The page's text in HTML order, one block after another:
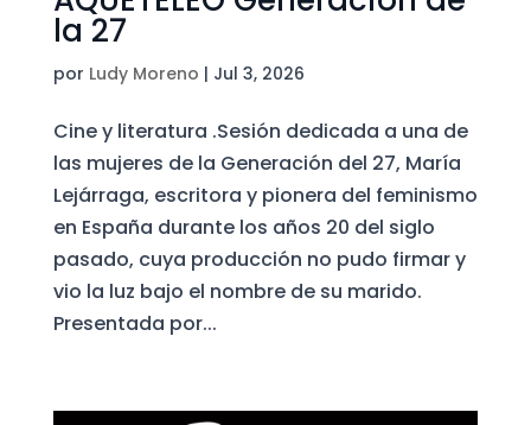
la 27
por Ludy Moreno | Jul 3, 2026
Cine y literatura .Sesión dedicada a una de
las mujeres de la Generación del 27, María
Lejárraga, escritora y pionera del feminismo
en España durante los años 20 del siglo
pasado, cuya producción no pudo firmar y
vio la luz bajo el nombre de su marido.
Presentada por...